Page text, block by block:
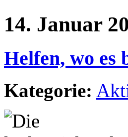
14. Januar
Helfen, wo es
Kategorie: